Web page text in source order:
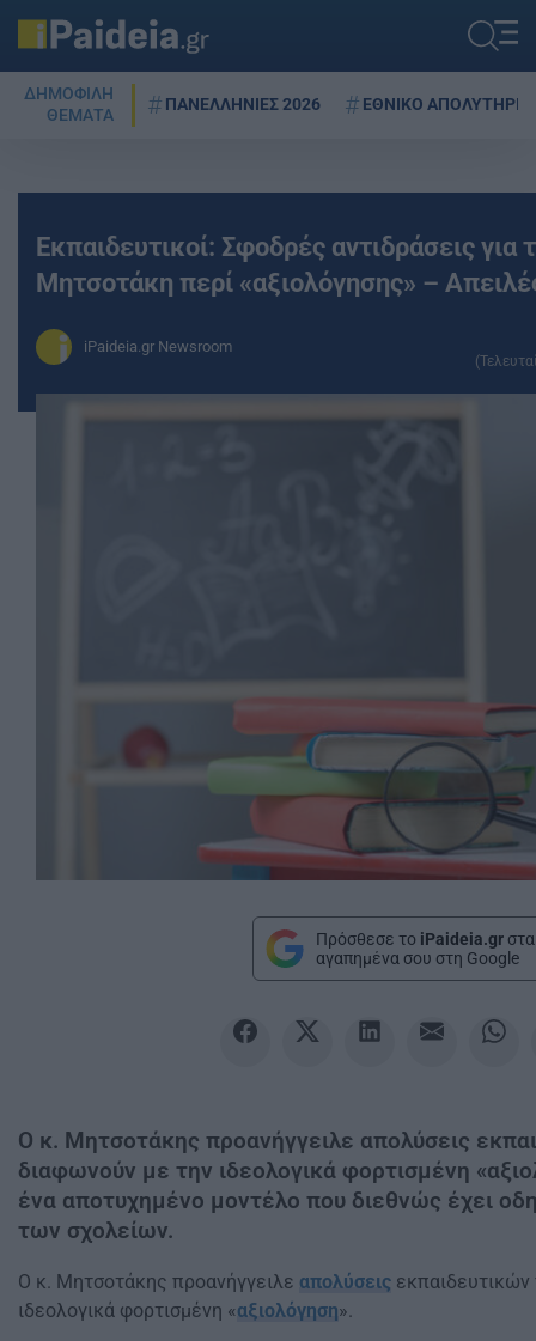
ΔΗΜΟΦΙΛΗ
ΘΕΜΑΤΑ
ΠΑΝΕΛΛΗΝΙΕΣ 2026 ΕΘΝΙΚΟ ΑΠΟΛΥΤΗΡΙΟ
Εκπαιδευτικοί: Σφοδρές αντιδράσεις για
Μητσοτάκη περί «αξιολόγησης» –
iPaideia.gr Newsroom
Πρόσθεσε το iPaideia.gr στα
αγαπημένα σου στη Google
Ο κ. Μητσοτάκης προανήγγειλε απολύσεις
διαφωνούν με την ιδεολογικά φορτισμένη
ένα αποτυχημένο μοντέλο που διεθνώς έχει
των σχολείων.
Ο κ. Μητσοτάκης προανήγγειλε απολύσεις
ιδεολογικά φορτισμένη «αξιολόγηση».